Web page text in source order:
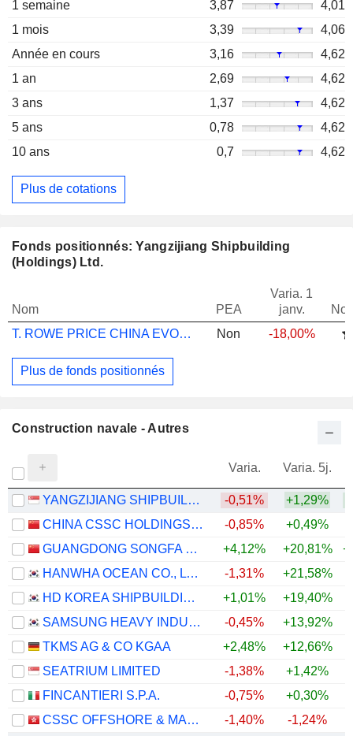
1 semaine 3,87
4,01
1 mois
3,39
4,06
Année en cours
3,16
4,62
1 an
2,69
4,62
3 ans
1,37
4,62
5 ans
0,78
4,62
10 ans
0,7 4,62
Plus de cotations
Fonds positionnés: Yangzijiang Shipbuilding
(Holdings) Ltd.
Nom PEA
Varia. 1
janv.
T. ROWE PRICE CHINA EVOLUTION EQUITY S
Non -18,00%
Plus de fonds positionnés
Construction navale - Autres
Varia. Varia. 5j.
YANGZIJIANG SHIPBUILDING (HOLDINGS) LTD. -0,51% +1,29%
CHINA CSSC HOLDINGS LIMITED
-0,85% +0,49%
GUANGDONG SONGFA CERAMICS CO.,LTD.
+4,12% +20,81%
HANWHA OCEAN CO., LTD.
-1,31% +21,58%
HD KOREA SHIPBUILDING & OFFSHORE ENGINEERING CO., LTD.
+1,01% +19,40%
SAMSUNG HEAVY INDUSTRIES CO., LTD.
-0,45% +13,92%
TKMS AG & CO KGAA
+2,48%
+12,66%
SEATRIUM LIMITED
-1,38% +1,42%
FINCANTIERI S.P.A.
-0,75% +0,30%
CSSC OFFSHORE & MARINE ENGINEERING (GROUP) COMPANY LIMITED
-1,40% -1,24%